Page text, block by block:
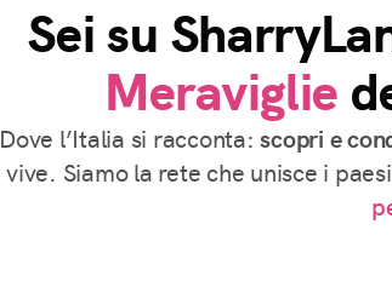
Sei su
Meraviglie
Dove l’Italia si racconta:scopri e
vive. Siamo la rete che unisce i